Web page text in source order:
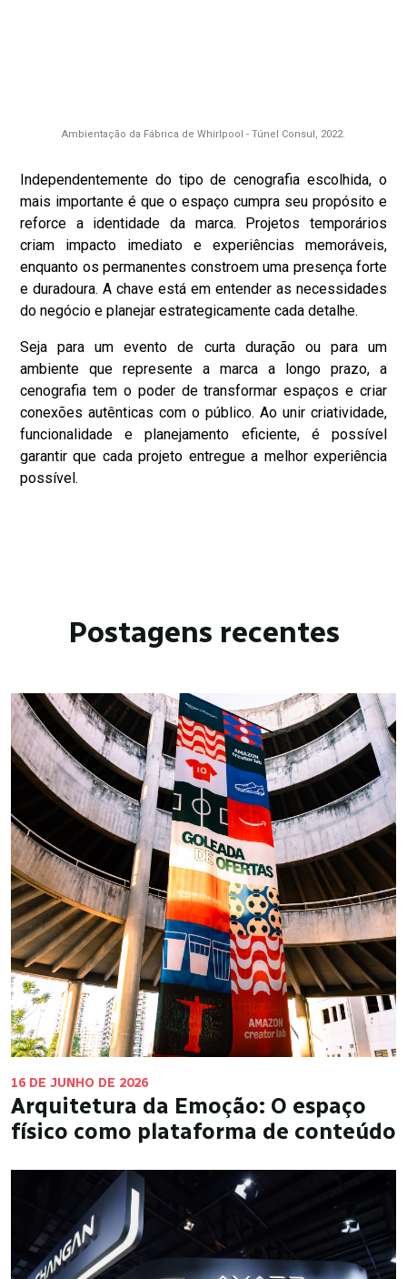
Ambientação da Fábrica de Whirlpool - Túnel Consul, 2022.
Independentemente do tipo de cenografia escolhida, o
mais importante é que o espaço cumpra seu propósito e
reforce a identidade da marca. Projetos temporários
criam impacto imediato e experiências memoráveis,
enquanto os permanentes constroem uma presença forte
e duradoura. A chave está em entender as necessidades
do negócio e planejar estrategicamente cada detalhe.
Seja para um evento de curta duração ou para um
ambiente que represente a marca a longo prazo, a
cenografia tem o poder de transformar espaços e criar
conexões autênticas com o público. Ao unir criatividade,
funcionalidade e planejamento eficiente, é possível
garantir que cada projeto entregue a melhor experiência
possível.
Postagens recentes
16 DE JUNHO DE 2026
Arquitetura da Emoção: O espaço
físico como plataforma de conteúdo